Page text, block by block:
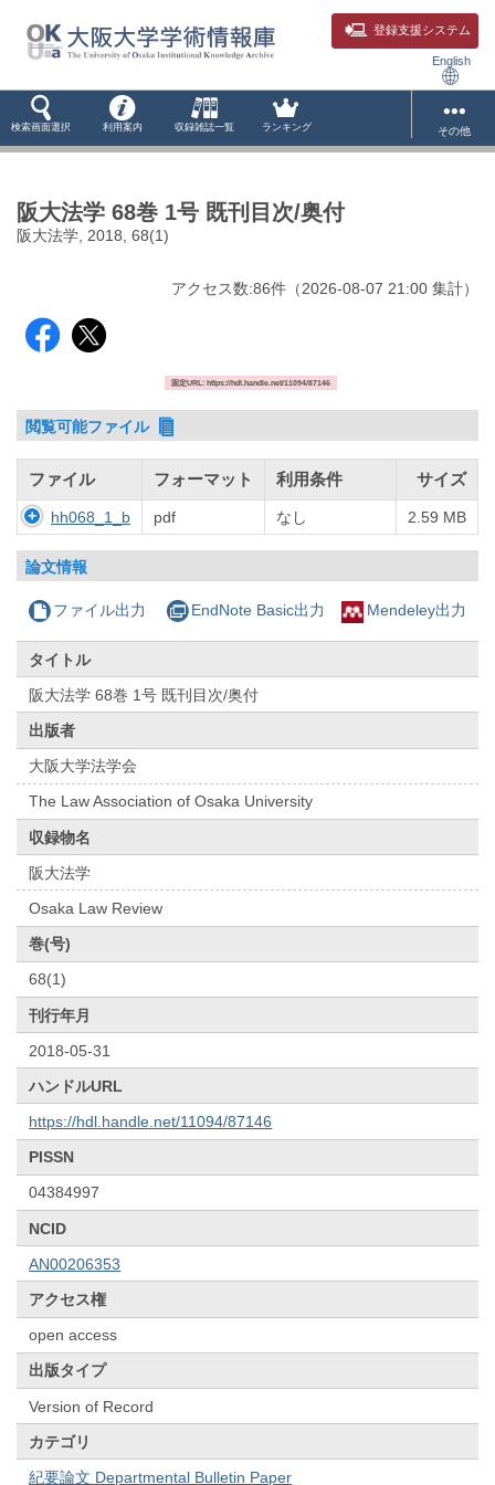
登録支援システム
English
検索画面選択 利用案内 収録雑誌一覧 ランキング その他
阪大法学 68巻 1号 既刊目次/奥付
阪大法学, 2018, 68(1)
アクセス数:86件 （2026-08-07 21:00 集計）
固定URL: https://hdl.handle.net/11094/87146
閲覧可能ファイル
ファイル フォーマット 利用条件 サイズ
hh068_1_b pdf なし 2.59 MB
論文情報
ファイル出力 EndNote Basic出力 Mendeley出力
タイトル
阪大法学 68巻 1号 既刊目次/奥付
出版者
大阪大学法学会
The Law Association of Osaka University
収録物名
阪大法学
Osaka Law Review
巻(号)
68(1)
刊行年月
2018-05-31
ハンドルURL
https://hdl.handle.net/11094/87146
PISSN
04384997
NCID
AN00206353
アクセス権
open access
出版タイプ
Version of Record
カテゴリ
紀要論文 Departmental Bulletin Paper